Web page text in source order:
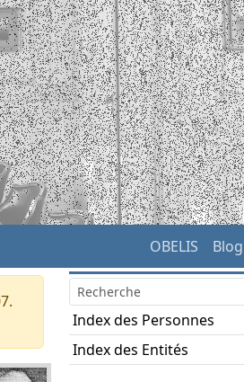
OBELIS Blog
Index des Personnes
Index des Entités